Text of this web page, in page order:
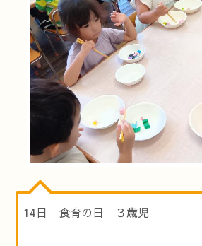
14日 食育の日 ３歳児